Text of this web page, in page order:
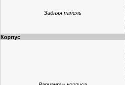
Задняя панель
Корпус